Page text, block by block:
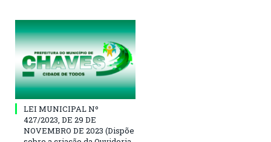
LEI MUNICIPAL Nº
427/2023, DE 29 DE
NOVEMBRO DE 2023 (Dispõe